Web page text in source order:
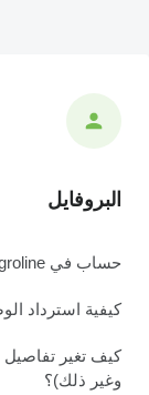
البروفايل
حساب في Agroline
كيفية استرداد
كيف تغير تفاصيل
وغير ذلك)؟